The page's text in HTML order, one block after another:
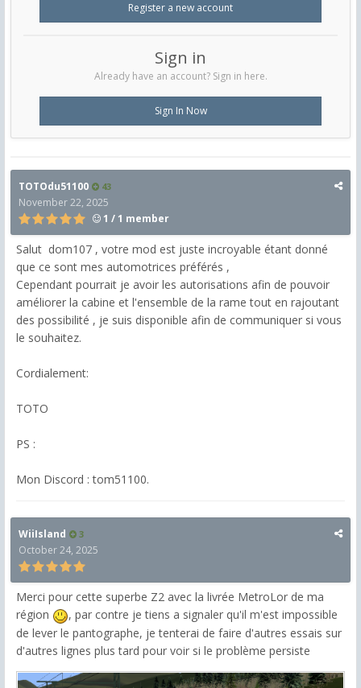
Register a new account
Sign in
Already have an account? Sign in here.
Sign In Now
TOTOdu51100 43
November 22, 2025
1 / 1 member
Salut dom107 , votre mod est juste incroyable étant donné
que ce sont mes automotrices préférés ,
Cependant pourrait je avoir les autorisations afin de pouvoir
améliorer la cabine et l'ensemble de la rame tout en rajoutant
des possibilité , je suis disponible afin de communiquer si vous
le souhaitez.
Cordialement:
TOTO
PS :
Mon Discord : tom51100.
WiiIsland 3
October 24, 2025
Merci pour cette superbe Z2 avec la livrée MetroLor de ma
région
, par contre je tiens a signaler qu'il m'est impossible
de lever le pantographe, je tenterai de faire d'autres essais sur
d'autres lignes plus tard pour voir si le problème persiste